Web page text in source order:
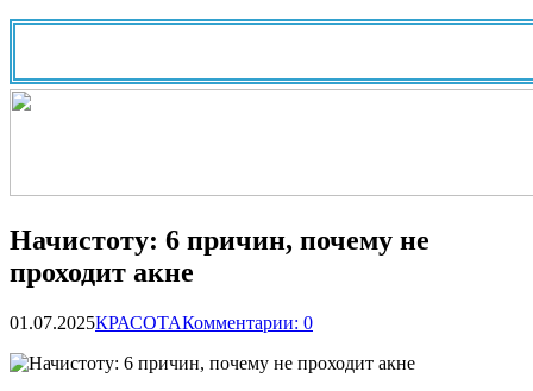
Начистоту: 6 причин, почему не
проходит акне
01.07.2025КРАСОТАКомментарии: 0